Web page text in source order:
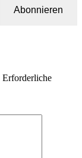
Abonnieren
Erforderliche